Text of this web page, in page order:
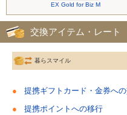
EX Gold for Biz M
交換アイテム・レート
暮らスマイル
提携ギフトカード・金券へ
提携ポイントへの移行